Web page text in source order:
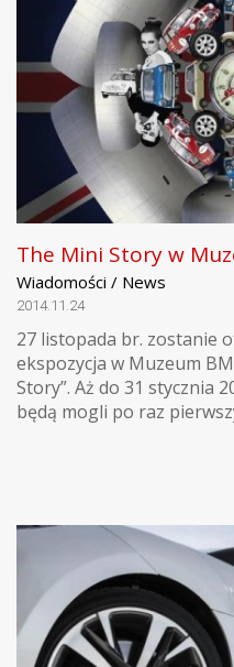
The Mini Story w
Wiadomości / News
2014.11.24
27 listopada br. zostanie
ekspozycja w Muzeum
Story”. Aż do 31 stycznia
będą mogli po raz